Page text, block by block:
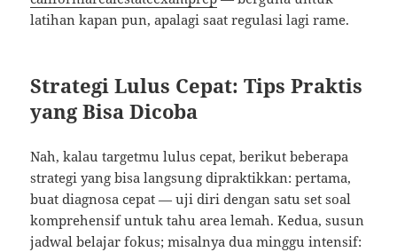
latihan kapan pun, apalagi saat regulasi lagi rame.
Strategi Lulus Cepat: Tips Praktis
yang Bisa Dicoba
Nah, kalau targetmu lulus cepat, berikut beberapa
strategi yang bisa langsung dipraktikkan: pertama,
buat diagnosa cepat — uji diri dengan satu set soal
komprehensif untuk tahu area lemah. Kedua, susun
jadwal belajar fokus; misalnya dua minggu intensif: